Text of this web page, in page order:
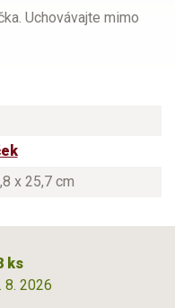
Uchovávajte mimo
x 25,7 cm
ks
8. 2026